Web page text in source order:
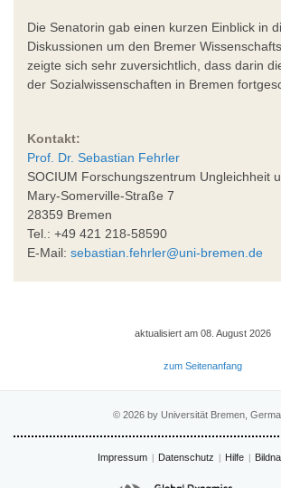
Die Senatorin gab einen kurzen Einblick in
Diskussionen um den Bremer
zeigte sich sehr zuversichtlich, dass darin
der Sozialwissenschaften in Bremen
Kontakt:
Prof. Dr. Sebastian Fehrler
SOCIUM Forschungszentrum Ungleichheit
Mary-Somerville-Straße 7
28359 Bremen
Tel.: +49 421 218-58590
E-Mail: sebastian.fehrler@uni-bremen.de
aktualisiert am 08. August 2026
zum Seitenanfang
© 2026 by Universität Bremen,
Impressum Datenschutz Hilfe